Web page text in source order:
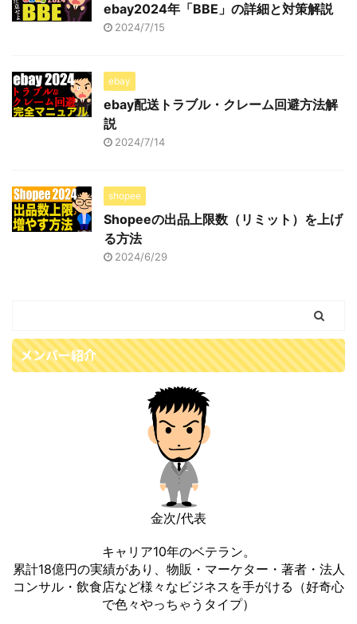
ebay2024年「BBE」の詳細と対策解説
2024/7/15
ebay
ebay配送トラブル・クレーム回避方法解
説
2024/7/14
shopee
Shopeeの出品上限数（リミット）を上げ
る方法
2024/6/29
メンバー紹介
金次/代表
キャリア10年のベテラン。
累計18億円の実績があり、物販・マーケター・著者・法人
コンサル・飲食店など様々なビジネスを手がける（好奇心
で色々やっちゃうタイプ）